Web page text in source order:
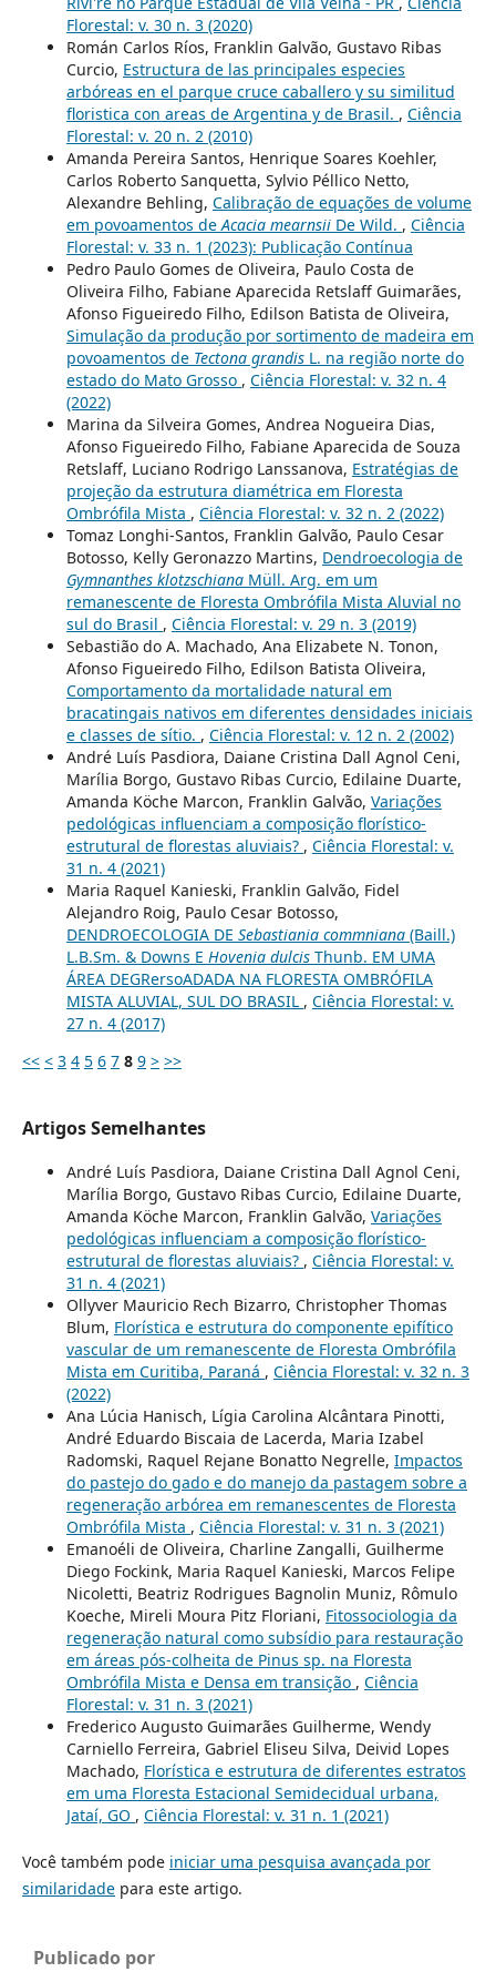
Florestal: v. 30 n. 3 (2020)
Román Carlos Ríos, Franklin Galvão, Gustavo Ribas
Curcio, Estructura de las principales especies
arbóreas en el parque cruce caballero y su similitud
floristica con areas de Argentina y de Brasil. , Ciência
Florestal: v. 20 n. 2 (2010)
Amanda Pereira Santos, Henrique Soares Koehler,
Carlos Roberto Sanquetta, Sylvio Péllico Netto,
Alexandre Behling, Calibração de equações de volume
em povoamentos de Acacia mearnsiiDe Wild. , Ciência
Florestal: v. 33 n. 1 (2023): Publicação Contínua
Pedro Paulo Gomes de Oliveira, Paulo Costa de
Oliveira Filho, Fabiane Aparecida Retslaff Guimarães,
Afonso Figueiredo Filho, Edilson Batista de Oliveira,
Simulação da produção por sortimento de madeira em
povoamentos de Tectona grandisL. na região norte do
estado do Mato Grosso , Ciência Florestal: v. 32 n. 4
(2022)
Marina da Silveira Gomes, Andrea Nogueira Dias,
Afonso Figueiredo Filho, Fabiane Aparecida de Souza
Retslaff, Luciano Rodrigo Lanssanova, Estratégias de
projeção da estrutura diamétrica em Floresta
Ombrófila Mista , Ciência Florestal: v. 32 n. 2 (2022)
Tomaz Longhi-Santos, Franklin Galvão, Paulo Cesar
Botosso, Kelly Geronazzo Martins, Dendroecologia de
Gymnanthes klotzschianaMüll. Arg. em um
remanescente de Floresta Ombrófila Mista Aluvial no
sul do Brasil , Ciência Florestal: v. 29 n. 3 (2019)
Sebastião do A. Machado, Ana Elizabete N. Tonon,
Afonso Figueiredo Filho, Edilson Batista Oliveira,
Comportamento da mortalidade natural em
bracatingais nativos em diferentes densidades iniciais
e classes de sítio. , Ciência Florestal: v. 12 n. 2 (2002)
André Luís Pasdiora, Daiane Cristina Dall Agnol Ceni,
Marília Borgo, Gustavo Ribas Curcio, Edilaine Duarte,
Amanda Köche Marcon, Franklin Galvão, Variações
pedológicas influenciam a composição florístico-
estrutural de florestas aluviais? , Ciência Florestal: v.
31 n. 4 (2021)
Maria Raquel Kanieski, Franklin Galvão, Fidel
Alejandro Roig, Paulo Cesar Botosso,
DENDROECOLOGIA DE Sebastiania commniana(Baill.)
L.B.Sm. & Downs E Hovenia dulcisThunb. EM UMA
ÁREA DEGRersoADADA NA FLORESTA OMBRÓFILA
MISTA ALUVIAL, SUL DO BRASIL , Ciência Florestal: v.
27 n. 4 (2017)
<< < 3 4 5 6 7 8 9 > >>
Artigos Semelhantes
André Luís Pasdiora, Daiane Cristina Dall Agnol Ceni,
Marília Borgo, Gustavo Ribas Curcio, Edilaine Duarte,
Amanda Köche Marcon, Franklin Galvão, Variações
pedológicas influenciam a composição florístico-
estrutural de florestas aluviais? , Ciência Florestal: v.
31 n. 4 (2021)
Ollyver Mauricio Rech Bizarro, Christopher Thomas
Blum, Florística e estrutura do componente epifítico
vascular de um remanescente de Floresta Ombrófila
Mista em Curitiba, Paraná , Ciência Florestal: v. 32 n. 3
(2022)
Ana Lúcia Hanisch, Lígia Carolina Alcântara Pinotti,
André Eduardo Biscaia de Lacerda, Maria Izabel
Radomski, Raquel Rejane Bonatto Negrelle, Impactos
do pastejo do gado e do manejo da pastagem sobre a
regeneração arbórea em remanescentes de Floresta
Ombrófila Mista , Ciência Florestal: v. 31 n. 3 (2021)
Emanoéli de Oliveira, Charline Zangalli, Guilherme
Diego Fockink, Maria Raquel Kanieski, Marcos Felipe
Nicoletti, Beatriz Rodrigues Bagnolin Muniz, Rômulo
Koeche, Mireli Moura Pitz Floriani, Fitossociologia da
regeneração natural como subsídio para restauração
em áreas pós-colheita de Pinus sp. na Floresta
Ombrófila Mista e Densa em transição , Ciência
Florestal: v. 31 n. 3 (2021)
Frederico Augusto Guimarães Guilherme, Wendy
Carniello Ferreira, Gabriel Eliseu Silva, Deivid Lopes
Machado, Florística e estrutura de diferentes estratos
em uma Floresta Estacional Semidecidual urbana,
Jataí, GO , Ciência Florestal: v. 31 n. 1 (2021)
Você também pode iniciar uma pesquisa avançada por
similaridadepara este artigo.
Publicado por